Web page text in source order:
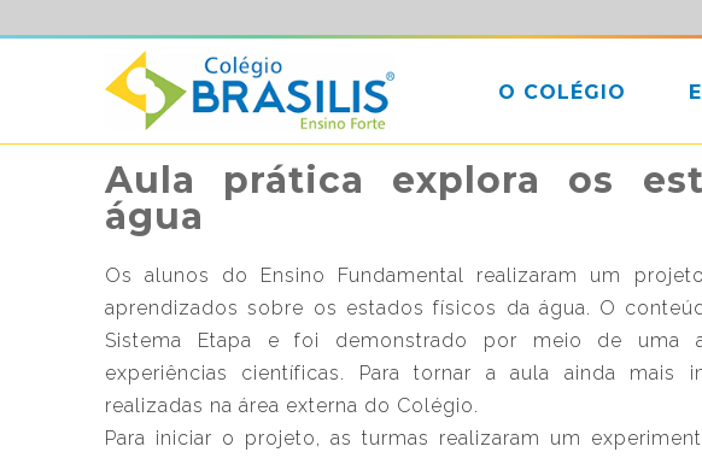
O COLÉGIO
Aula prática explora os
água
Os alunos do Ensino Fundamental realizaram um
aprendizados sobre os estados físicos da água. O
Sistema Etapa e foi demonstrado por meio de uma
experiências científicas. Para tornar a aula ainda mais
realizadas na área externa do Colégio.
Para iniciar o projeto, as turmas realizaram um